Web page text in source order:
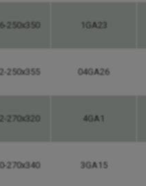
250x350 1GA23
250x355 04GA26
270x320 4GA1
270x340 3GA15